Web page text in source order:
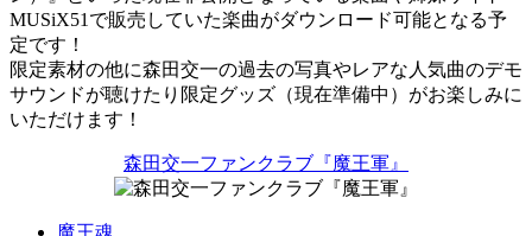
MUSiX51で販売していた楽曲がダウンロード可能となる予
定です！
限定素材の他に森田交一の過去の写真やレアな人気曲のデモ
サウンドが聴けたり限定グッズ（現在準備中）がお楽しみに
いただけます！
森田交一ファンクラブ『魔王軍』
魔王魂